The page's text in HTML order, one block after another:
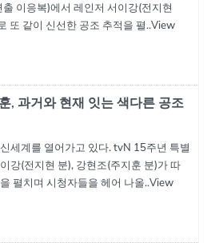
이응복)에서 레인저 서이강(전지현
또 같이 신선한 공조 추적을 펼..View
, 과거와 현재 잇는 색다른 공조
세계를 열어가고 있다. tvN 15주년 특별
강(전지현 분), 강현조(주지훈 분)가 따
펼치며 시청자들을 헤어 나올..View